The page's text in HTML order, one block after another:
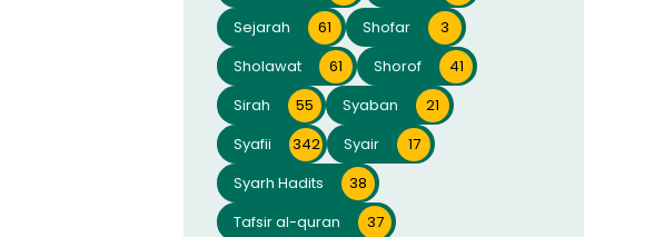
Sejarah
61 Shofar
3
Sholawat
61 Shorof
41
Sirah
55 Syaban
21
Syafii
342 Syair
17
Syarh Hadits
38
Tafsir al-quran
37